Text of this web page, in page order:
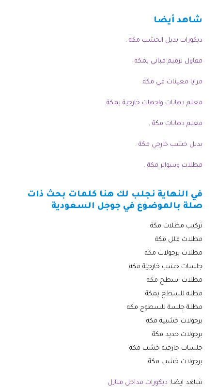
شاهد أيضا
ديكورات بديل الخشب مكة .
مقاول ترميم مباني بمكة .
مرايا معينات في مكة.
معلم دهانات واجهات خارجية بمكة.
معلم دهانات مكة .
بديل خشب خارجي مكة .
مظلات وسواتر مكة .
في النهاية نجلب لك هنا كلمات بحث ذات
صلة بالموضوع في جوجل السعودية
تركيب مظلات مكة
مظلات فلل مكة
مظلات برجولات مكه
جلسات خشب خارجية مكه
مظلات اسطح مكه
مظله للسطح بمكة
مظلة جلسة للسطوح مكه
برجولات خشبية مكه
برجولات حديد مكة
جلسات خارجية خشب مكة
برجولات خشب مكة
شاهد ايضا: ديكورات مداخل منازل